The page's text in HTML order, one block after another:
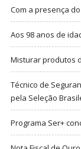
Com a presença
Aos 98 anos de
Misturar produtos
Técnico de
pela Seleção
Programa Ser+